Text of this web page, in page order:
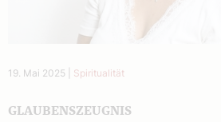
19. Mai 2025 Spiritualität
GLAUBENSZEUGNIS